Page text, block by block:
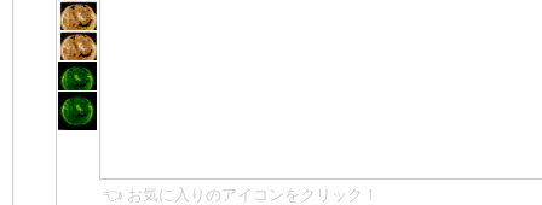
👈 お気に入りのアイコンをクリック！